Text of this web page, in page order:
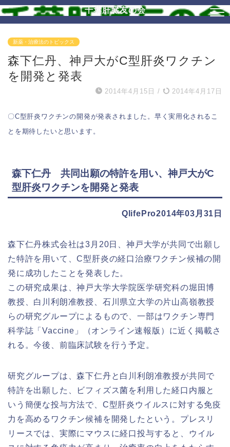
千葉肝臓友の会
新薬・治療法のトピックス
森下仁丹、神戸大がC型肝炎ワクチン
を開発と発表
2014年4月15日 / 2014年4月17日
〇C型肝炎ワクチンの開発が発表されました。早く実用化されるこ
とを期待したいと思います。
森下仁丹 共同出願の特許を用い、神戸大がC
型肝炎ワクチンを開発と発表
QlifePro2014年03月31日
森下仁丹株式会社は3月20日、神戸大学が共同で出願し
た特許を用いて、C型肝炎の経口治療ワクチン候補の開
発に成功したことを発表した。
この研究成果は、神戸大学大学院医学研究科の堀田博
教授、白川利朗准教授、石川県立大学の片山高嶺教授
らの研究グループによるもので、一部はワクチン専門
科学誌「Vaccine」（オンライン速報版）に近く掲載さ
れる。今後、前臨床試験を行う予定。
研究グループは、森下仁丹と白川利朗准教授が共同で
特許を出願した、ビフィズス菌を利用した経口内服と
いう簡便な投与方法で、C型肝炎ウイルスに対する免疫
力を高めるワクチン候補を開発したという。プレスリ
リースでは、実際にマウスに経口投与すると、ウイル